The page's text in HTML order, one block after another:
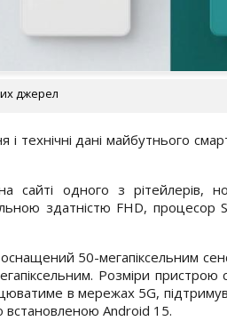
джерел
і технічні дані майбутнього
сайті одного з рітейлерів,
здатністю FHD, процесор
50-мегапіксельним
Розміри пристрою
в мережах 5G,
встановленою Android 15.